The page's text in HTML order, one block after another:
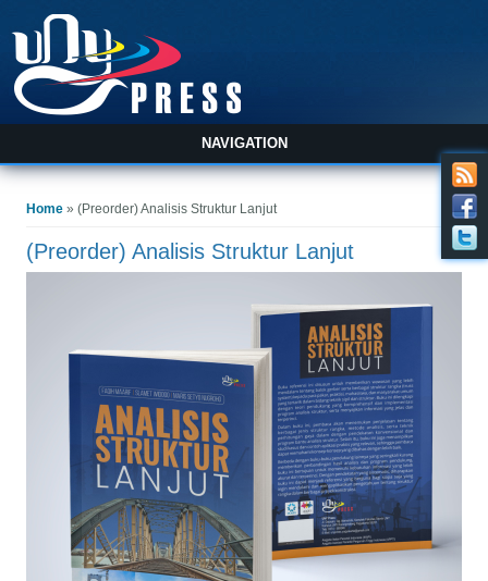
NAVIGATION
Home » (Preorder) Analisis Struktur Lanjut
(Preorder) Analisis Struktur Lanjut